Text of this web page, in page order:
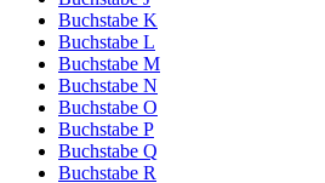
Buchstabe K
Buchstabe L
Buchstabe M
Buchstabe N
Buchstabe O
Buchstabe P
Buchstabe Q
Buchstabe R